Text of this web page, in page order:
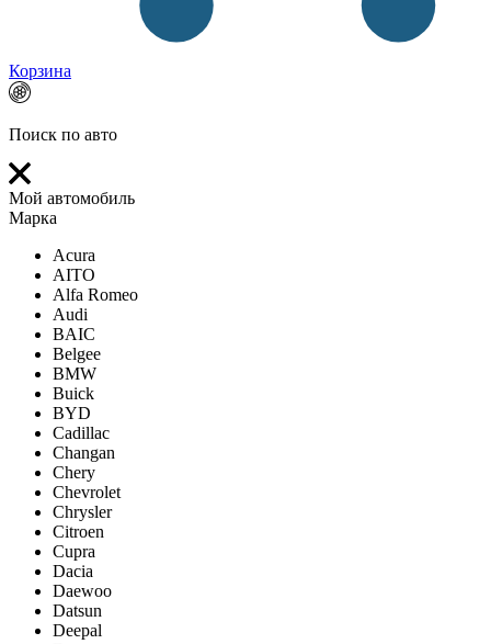
Корзина
Поиск по авто
Мой автомобиль
Марка
Acura
AITO
Alfa Romeo
Audi
BAIC
Belgee
BMW
Buick
BYD
Cadillac
Changan
Chery
Chevrolet
Chrysler
Citroen
Cupra
Dacia
Daewoo
Datsun
Deepal